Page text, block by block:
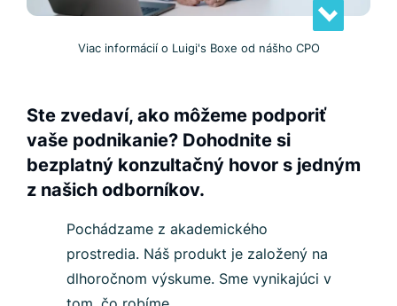
Viac informácií o Luigi's Boxe od nášho CPO
Ste zvedaví, ako môžeme podporiť
vaše podnikanie? Dohodnite si
bezplatný konzultačný hovor s jedným
z našich odborníkov.
Pochádzame z akademického
prostredia. Náš produkt je založený na
dlhoročnom výskume. Sme vynikajúci v